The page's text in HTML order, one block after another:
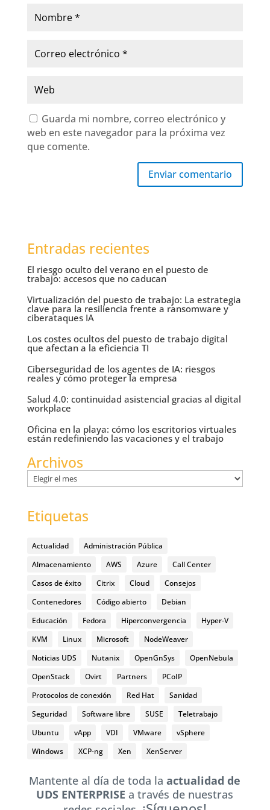
Guarda mi nombre, correo electrónico y
web en este navegador para la próxima vez
que comente.
Enviar comentario
Entradas recientes
El riesgo oculto del verano en el puesto de
trabajo: accesos que no caducan
Virtualización del puesto de trabajo: La estrategia
clave para la resiliencia frente a ransomware y
ciberataques IA
Los costes ocultos del puesto de trabajo digital
que afectan a la eficiencia TI
Ciberseguridad de los agentes de IA: riesgos
reales y cómo proteger la empresa
Salud 4.0: continuidad asistencial gracias al digital
workplace
Oficina en la playa: cómo los escritorios virtuales
están redefiniendo las vacaciones y el trabajo
Archivos
Archivos
Etiquetas
Actualidad
Administración Pública
Almacenamiento
AWS Azure
Call Center
Casos de éxito
Citrix Cloud
Consejos
Contenedores
Código abierto
Debian
Educación
Fedora Hiperconvergencia
Hyper-V
KVM
Linux Microsoft
NodeWeaver
Noticias UDS
Nutanix OpenGnSys
OpenNebula
OpenStack
Ovirt Partners
PCoIP
Protocolos de conexión
Red Hat
Sanidad
Seguridad
Software libre SUSE
Teletrabajo
Ubuntu
vApp VDI VMware
vSphere
Windows
XCP-ng Xen XenServer
Mantente al día de toda laactualidad de
UDS ENTERPRISEa través de nuestras